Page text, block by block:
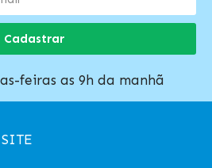
Cadastrar
feiras as 9h da manhã